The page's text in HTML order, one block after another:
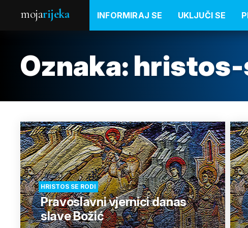
mojarijeka INFORMIRAJ SE UKLJUČI SE
Oznaka:
HRISTOS SE RODI
Pravoslavni vjernici danas
slave Božić